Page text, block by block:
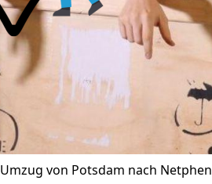
Umzug von Potsdam nach Netphen